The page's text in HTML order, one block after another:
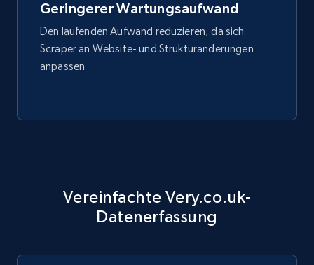
Geringerer Wartungsaufwand
Den laufenden Aufwand reduzieren, da sich
Scraper an Website- und Strukturänderungen
anpassen
Vereinfachte Very.co.uk-
Datenerfassung